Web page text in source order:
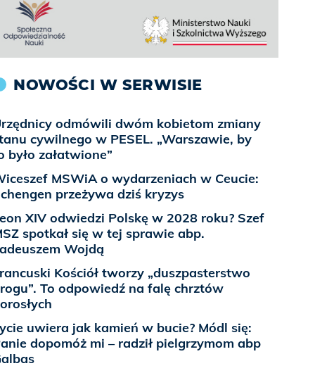
NOWOŚCI W SERWISIE
odmówili dwóm kobietom zmiany
cywilnego w PESEL. „Warszawie, by
było załatwione”
MSWiA o wydarzeniach w Ceucie:
przeżywa dziś kryzys
XIV odwiedzi Polskę w 2028 roku? Szef
spotkał się w tej sprawie abp.
Wojdą
Kościół tworzy „duszpasterstwo
To odpowiedź na falę chrztów
uwiera jak kamień w bucie? Módl się:
dopomóż mi – radził pielgrzymom abp